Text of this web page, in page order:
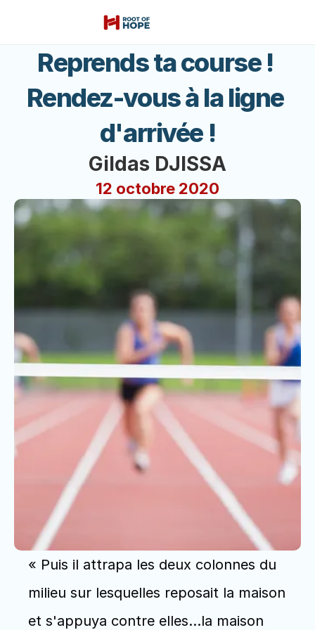
Reprends ta course !
Rendez-vous à la ligne
d'arrivée !
Gildas DJISSA
12 octobre 2020
« Puis il attrapa les deux colonnes du
milieu sur lesquelles reposait la maison
et s'appuya contre elles…la maison